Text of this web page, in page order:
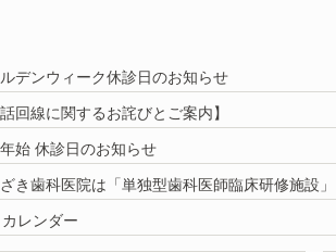
デンウィーク休診日のお知らせ
話回線に関するお詫びとご案内】
始 休診日のお知らせ
ざき歯科医院は 「単独型歯科医師臨床研修施設」
カレンダー